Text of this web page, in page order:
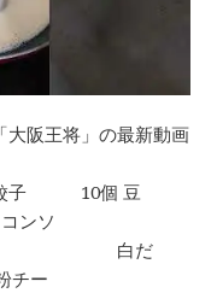
大阪王将」の最新動画
餃子 10個 豆
ソ
白だ
ー